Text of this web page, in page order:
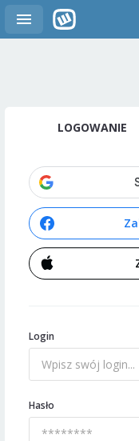
LOGOWANIE
Login
Hasło